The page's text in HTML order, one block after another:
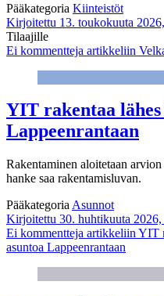
Pääkategoria Kiinteistöt
Kirjoitettu 13. toukokuuta
Tilaajille
Ei kommentteja artikkeliin
YIT rakentaa
Lappeenrantaan
Rakentaminen aloitetaan
hanke saa rakentamisluvan.
Pääkategoria Asunnot
Kirjoitettu 30. huhtikuuta 2026,
Ei kommentteja artikkeliin YIT
asuntoa Lappeenrantaan